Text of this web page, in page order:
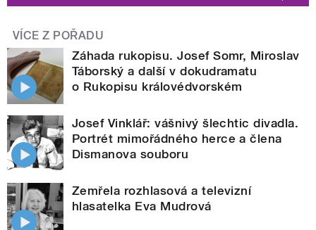
VÍCE Z POŘADU
Záhada rukopisu. Josef Somr, Miroslav
Táborský a další v dokudramatu
o Rukopisu královédvorském
Josef Vinklář: vášnivý šlechtic divadla.
Portrét mimořádného herce a člena
Dismanova souboru
Zemřela rozhlasová a televizní
hlasatelka Eva Mudrová